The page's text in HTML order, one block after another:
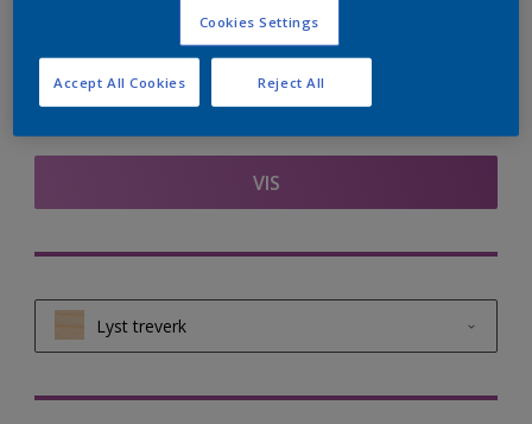
Finn et produkt i denne fargen
VIS
Lyst treverk
Cookies Settings
Reject All
Accept All Cookies